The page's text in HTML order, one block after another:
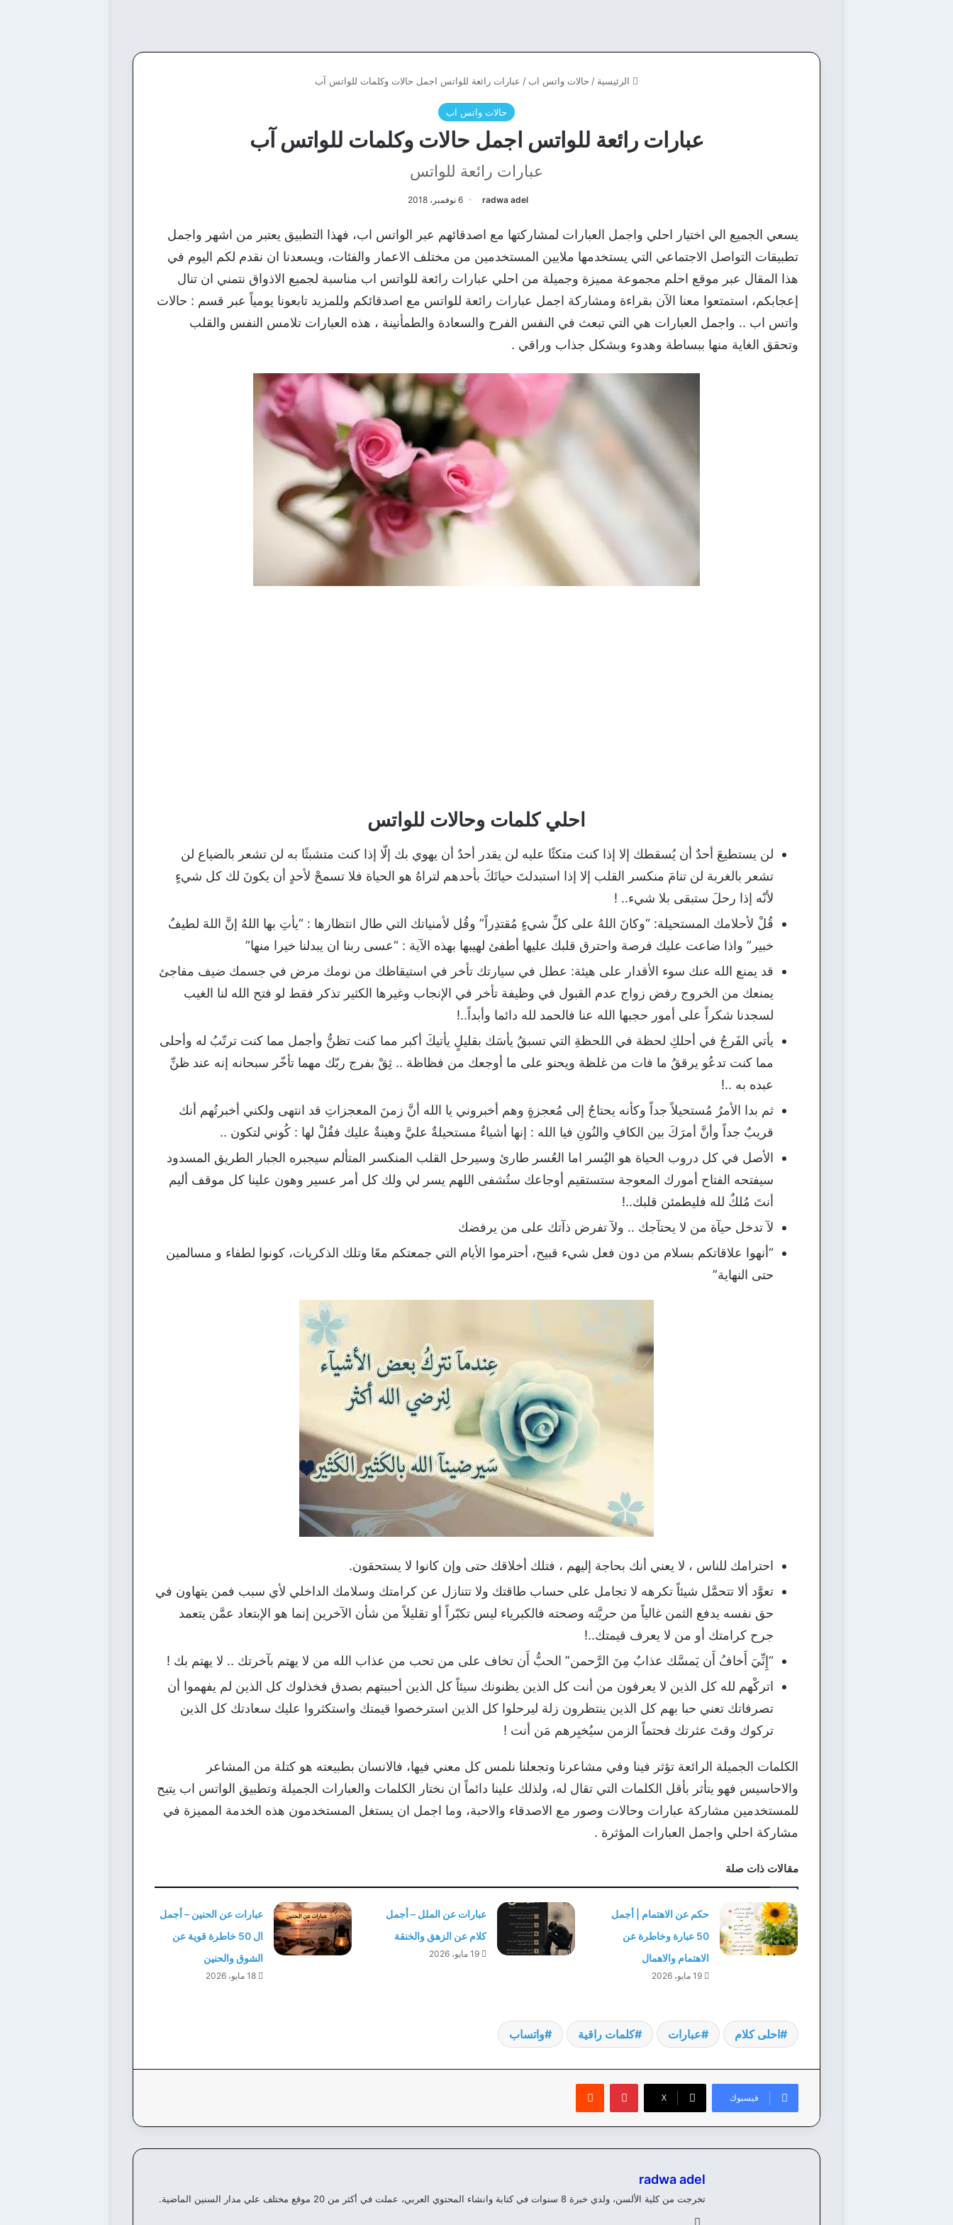
الرئيسية / حالات واتس اب / عبارات رائعة للواتس اجمل حالات وكلمات للواتس آب
حالات واتس اب
عبارات رائعة للواتس اجمل حالات وكلمات للواتس آب
عبارات رائعة للواتس
radwa adel 6 نوفمبر، 2018
يسعي الجميع الي اختيار احلي واجمل العبارات لمشاركتها مع اصدقائهم عبر الواتس اب، فهذا التطبيق يعتبر من اشهر واجمل
تطبيقات التواصل الاجتماعي التي يستخدمها ملايين المستخدمين من مختلف الاعمار والفئات، ويسعدنا ان نقدم لكم اليوم في
هذا المقال عبر موقع احلم مجموعة مميزة وجميلة من احلي عبارات رائعة للواتس اب مناسبة لجميع الاذواق نتمني ان تنال
إعجابكم، استمتعوا معنا الآن بقراءة ومشاركة اجمل عبارات رائعة للواتس مع اصدقائكم وللمزيد تابعونا يومياً عبر قسم : حالات
واتس اب .. واجمل العبارات هي التي تبعث في النفس الفرح والسعادة والطمأنينة ، هذه العبارات تلامس النفس والقلب
وتحقق الغاية منها ببساطة وهدوء وبشكل جذاب وراقي .
احلي كلمات وحالات للواتس
لن يستطيعَ أحدٌ أن يُسقطك إلا إذا كنت متكئًا عليه لن يقدر أحدٌ أن يهوي بك إلّا إذا كنت متشبثًا به لن تشعر بالضياع لن
تشعر بالغربة لن تنامَ منكسر القلب إلا إذا استبدلتَ حياتَكَ بأحدهم لتراهُ هو الحياة فلا تسمحْ ﻷحدٍ أن يكونَ لك كل شيءٍ
ﻷنّه إذا رحلَ ستبقى بلا شيء.. !
قُلْ لأحلامك المستحيلة: “وكانَ اللهُ على كلِّ شيءٍ مُقتدِراً” وقُل لأمنياتك التي طال انتظارها : “يأتِ بها اللهُ إنَّ اللهَ لطيفٌ
خبير” واذا ضاعت عليك فرصة واحترق قلبك عليها أطفئ لهيبها بهذه الآية : “عسى ربنا ان يبدلنا خيرا منها”
قد يمنع الله عنك سوء الأقدار على هيئة: عطل في سيارتك تأخر في استيقاظك من نومك مرض في جسمك ضيف مفاجئ
يمنعك من الخروج رفض زواج عدم القبول في وظيفة تأخر في الإنجاب وغيرها الكثير تذكر فقط لو فتح الله لنا الغيب
لسجدنا شكراً على أمور حجبها الله عنا فالحمد لله دائما وأبداً..!
يأتي الفَرجُ في أحلكِ لحظة في اللحظةِ التي تسبقُ يأسَك بقليلٍ يأتيكَ أكبر مما كنت تظنُّ وأجمل مما كنت ترتّبُ له وأحلى
مما كنت تدعُو يرققُ ما فات من غلظة ويحنو على ما أوجعك من فظاظة .. ثِقْ بفرج ربّك مهما تأخّر سبحانه إنه عند ظنِّ
عبده به ..!
ثم بدا الأمرُ مُستحيلاً جداً وكأنه يحتاجُ إلى مُعجزةٍ وهم أخبروني يا الله أنَّ زمنَ المعجزاتِ قد انتهى ولكني أخبرتُهم أنك
قريبٌ جداً وأنَّ أمرَكَ بين الكافِ والنُونِ فيا الله : إنها أشياءٌ مستحيلةٌ عليَّ وهينةٌ عليك فقُلْ لها : كُوني لتكون ..
الأصل في كل دروب الحياة هو اليُسر اما العُسر طارئ وسيرحل القلب المنكسر المتألم سيجبره الجبار الطريق المسدود
سيفتحه الفتاح أمورك المعوجة ستستقيم أوجاعك ستُشفى اللهم يسر لي ولك كل أمر عسير وهون علينا كل موقف أليم
أنتَ مُلكٌ لله فليطمئن قلبك..!
لآ تدخل حيآة من لا يحتآجك .. ولآ تفرض ذآتك على من يرفضك
“أنهوا علاقاتكم بسلام من دون فعل شيء قبيح، أحترموا الأيام التي جمعتكم معًا وتلك الذكريات، كونوا لطفاء و مسالمين
حتى النهاية”
احترامك للناس ، لا يعني أنك بحاجة إليهم ، فتلك أخلاقك حتى وإن كانوا لا يستحقون.
تعوَّد ألا تتحمَّل شيئاً تكرهه لا تجامل على حساب طاقتك ولا تتنازل عن كرامتك وسلامك الداخلي لأي سبب فمن يتهاون في
حق نفسه يدفع الثمن غالياً من حريَّته وصحته فالكبرياء ليس تكبّراً أو تقليلاً من شأن الآخرين إنما هو الإبتعاد عمَّن يتعمد
جرح كرامتك أو من لا يعرف قيمتك..!
“إِنِّيَ أَخافُ أَن يَمسَّك عذابٌ مِنَ الرَّحمن” الحبُّ أَن تخاف على من تحب من عذاب الله من لا يهتم بآخرتك .. لا يهتم بك !
اتركْهم لله كل الذين لا يعرفون من أنت كل الذين يظنونك سيئاً كل الذين أحببتهم بصدق فخذلوك كل الذين لم يفهموا أن
تصرفاتك تعني حبا بهم كل الذين ينتظرون زلة ليرحلوا كل الذين استرخصوا قيمتك واستكثروا عليك سعادتك كل الذين
تركوك وقتَ عثرتك فحتماً الزمن سيُخبِرهم مَن أنت !
الكلمات الجميلة الرائعة تؤثر فينا وفي مشاعرنا وتجعلنا نلمس كل معني فيها، فالانسان بطبيعته هو كتلة من المشاعر
والاحاسيس فهو يتأثر بأقل الكلمات التي تقال له، ولذلك علينا دائماً ان نختار الكلمات والعبارات الجميلة وتطبيق الواتس اب يتيح
للمستخدمين مشاركة عبارات وحالات وصور مع الاصدقاء والاحبة، وما اجمل ان يستغل المستخدمون هذه الخدمة المميزة في
مشاركة احلي واجمل العبارات المؤثرة .
مقالات ذات صلة
حكم عن الاهتمام | أجمل
50 عبارة وخاطرة عن
الاهتمام والاهمال
19 مايو، 2026
عبارات عن الملل – أجمل
كلام عن الزهق والخنقة
19 مايو، 2026
عبارات عن الحنين – أجمل
ال 50 خاطرة قوية عن
الشوق والحنين
18 مايو، 2026
احلى كلام عبارات كلمات راقية واتساب
فيسبوك ‫X
بينتيريست
radwa adel
تخرجت من كلية الألسن، ولدي خبرة 8 سنوات في كتابة وانشاء المحتوي العربي، عملت في أكثر من 20 موقع مختلف علي مدار السنين الماضية.